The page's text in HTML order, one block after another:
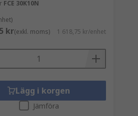
FCE 30K10N
kr(exkl. moms) 1 618,75 kr/enhet
Lägg i korgen
Jämföra